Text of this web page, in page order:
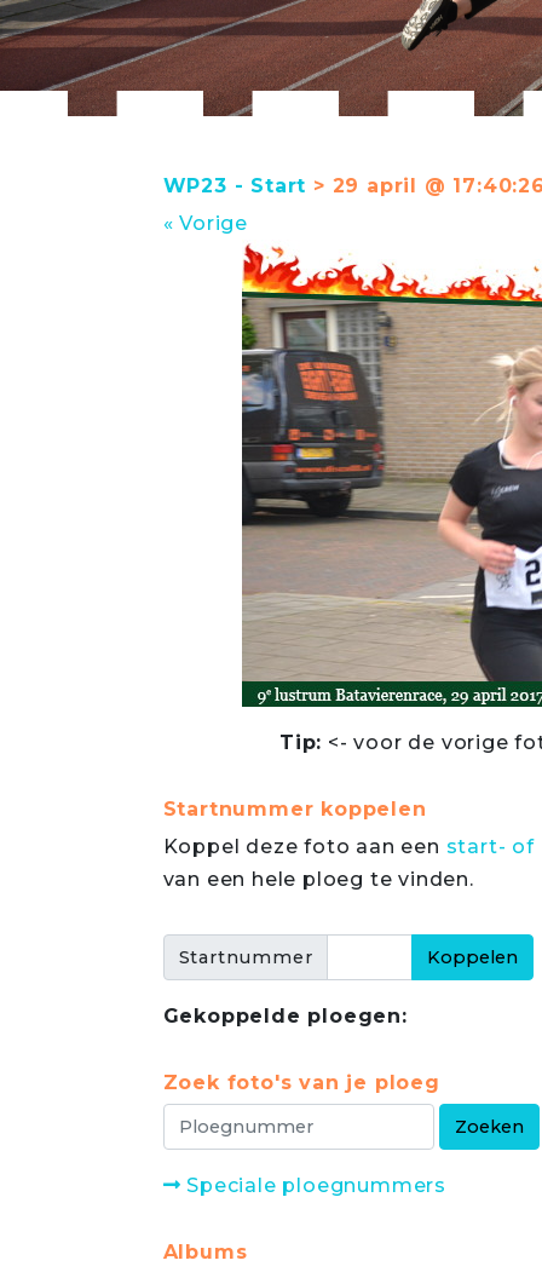
WP23 - Start > 29 april @
« Vorige
Tip: <- voor de vorige
Startnummer koppelen
Koppel deze foto aan een start- of
van een hele ploeg te vinden.
Startnummer
Gekoppelde ploegen:
Zoek foto's van je ploeg
Speciale ploegnummers
Albums